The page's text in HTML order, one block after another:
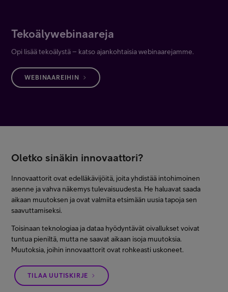
Tekoälywebinaareja
Opi lisää tekoälystä – katso ajankohtaisia webinaarejamme.
WEBINAAREIHIN
Oletko sinäkin innovaattori?
Innovaattorit ovat edelläkävijöitä, joita yhdistää intohimoinen
asenne ja vahva näkemys tulevaisuudesta. He haluavat saada
aikaan muutoksen ja ovat valmiita etsimään uusia tapoja sen
saavuttamiseksi.
Toisinaan teknologiaa ja dataa hyödyntävät oivallukset voivat
tuntua pieniltä, mutta ne saavat aikaan isoja muutoksia.
Muutoksia, joihin innovaattorit ovat rohkeasti uskoneet.
TILAA UUTISKIRJE